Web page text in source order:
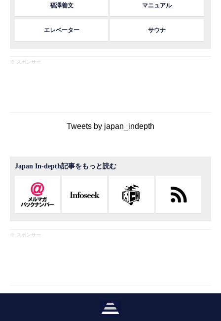
福澤善文 マニュアル
エレベーター サウナ
※ スポンサー
Tweets by japan_indepth
Japan In-depth記事をもっと読む
※ スポンサー